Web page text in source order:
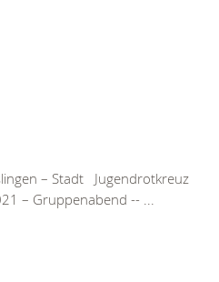
– Stadt Jugendrotkreuz
– Gruppenabend -- ...